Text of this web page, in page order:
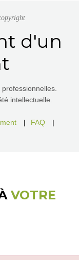
d'un
intellectuelle.
| FAQ
|
VOTRE